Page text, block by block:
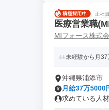
正社員
医療営業職
MIフォース株式
未経験から月37
沖縄県浦添市
月給37万5000
求めている人